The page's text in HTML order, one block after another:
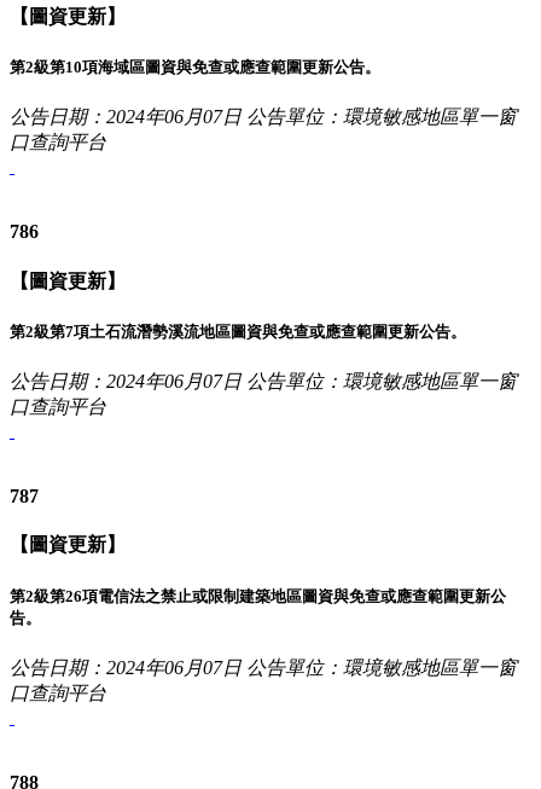
【圖資更新】
第2級第10項海域區圖資與免查或應查範圍更新公告。
公告日期：2024年06月07日 公告單位：環境敏感地區單一窗
口查詢平台
786
【圖資更新】
第2級第7項土石流潛勢溪流地區圖資與免查或應查範圍更新公告。
公告日期：2024年06月07日 公告單位：環境敏感地區單一窗
口查詢平台
787
【圖資更新】
第2級第26項電信法之禁止或限制建築地區圖資與免查或應查範圍更新公
告。
公告日期：2024年06月07日 公告單位：環境敏感地區單一窗
口查詢平台
788